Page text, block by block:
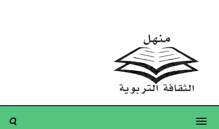
Toggle